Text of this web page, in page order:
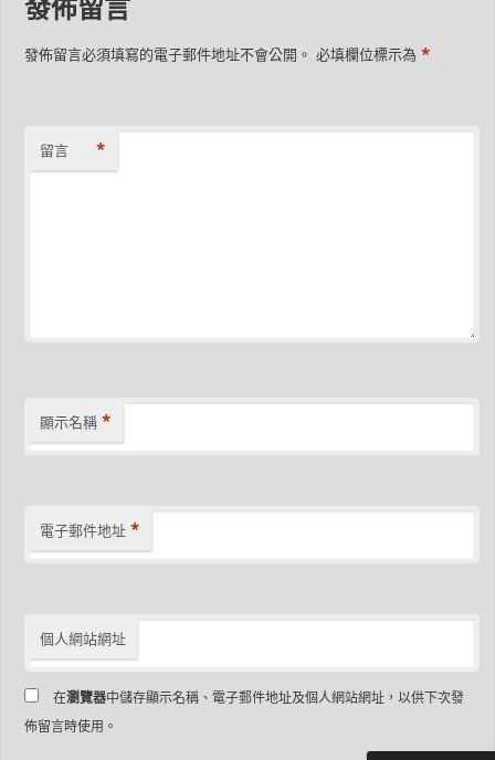
發佈留言必須填寫的電子郵件地址不會公開。 必填欄位標示為*
留言 *
顯示名稱 *
電子郵件地址 *
個人網站網址
在瀏覽器中儲存顯示名稱、電子郵件地址及個人網站網址，以供下次發
佈留言時使用。